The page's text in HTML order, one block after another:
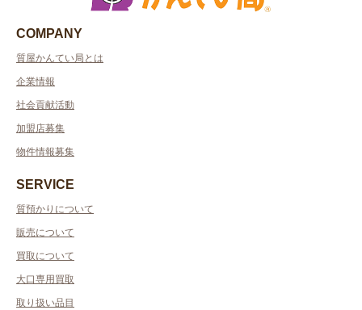
COMPANY
質屋かんてい局とは
企業情報
社会貢献活動
加盟店募集
物件情報募集
SERVICE
質預かりについて
販売について
買取について
大口専用買取
取り扱い品目